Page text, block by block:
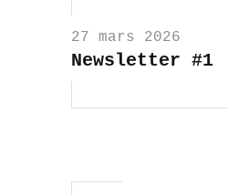
27 mars 2026
Newsletter #1